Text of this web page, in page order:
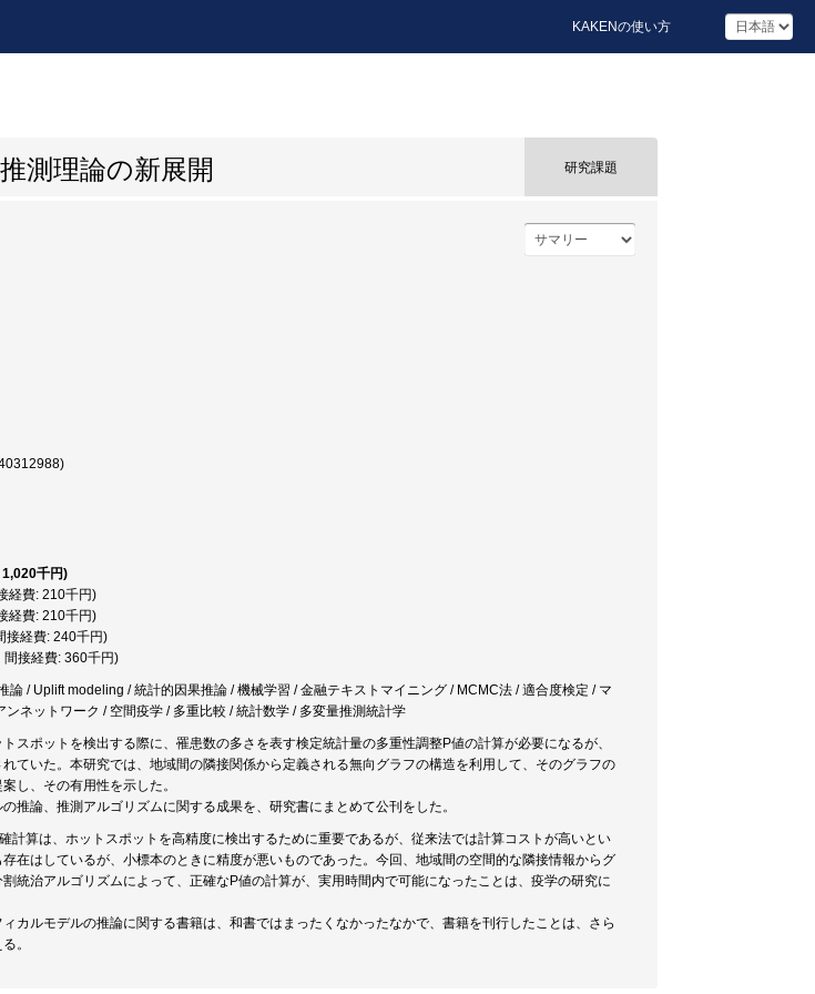
KAKENの使い方
測理論の新展開 研究課題
千円)
経費: 210千円)
経費: 210千円)
接経費: 240千円)
接経費: 360千円)
論 / Uplift modeling / 統計的因果推論 / 機械学習 / 金融テキストマイニング / MCMC法 / 適合度検定 / マ
ネットワーク / 空間疫学 / 多重比較 / 統計数学 / 多変量推測統計学
スポットを検出する際に、罹患数の多さを表す検定統計量の多重性調整P値の計算が必要になるが、
ていた。本研究では、地域間の隣接関係から定義される無向グラフの構造を利用して、そのグラフの
し、その有用性を示した。
推論、推測アルゴリズムに関する成果を、研究書にまとめて公刊をした。
計算は、ホットスポットを高精度に検出するために重要であるが、従来法では計算コストが高いとい
在はしているが、小標本のときに精度が悪いものであった。今回、地域間の空間的な隣接情報からグ
統治アルゴリズムによって、正確なP値の計算が、実用時間内で可能になったことは、疫学の研究に
カルモデルの推論に関する書籍は、和書ではまったくなかったなかで、書籍を刊行したことは、さら
。